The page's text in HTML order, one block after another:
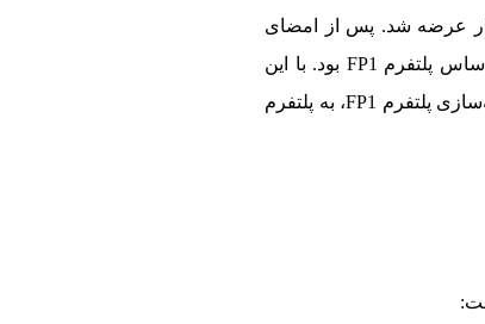
عرضه شد. پس از امضای
همکاری‌هایی را با شرکت‌های خارجی آغاز کرد و از جمله پروژه‌های آن، تولید پژو 301 بر اساس پلتفرم FP1 بود. با این
حال، پس از بازگشت تحریم‌ها و خروج شرکای خارجی، این پروژه متوقف شد. اما ایران‌خودرو با تغییرات و بهینه‌سازی پلتفرم FP1، به پلتفرم